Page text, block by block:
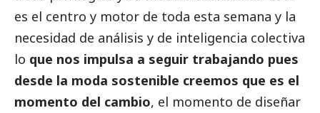
es el centro y motor de toda esta semana y la
necesidad de análisis y de inteligencia colectiva
lo que nos impulsa a seguir trabajando pues
desde la moda sostenible creemos que es el
momento del cambio, el momento de diseñar